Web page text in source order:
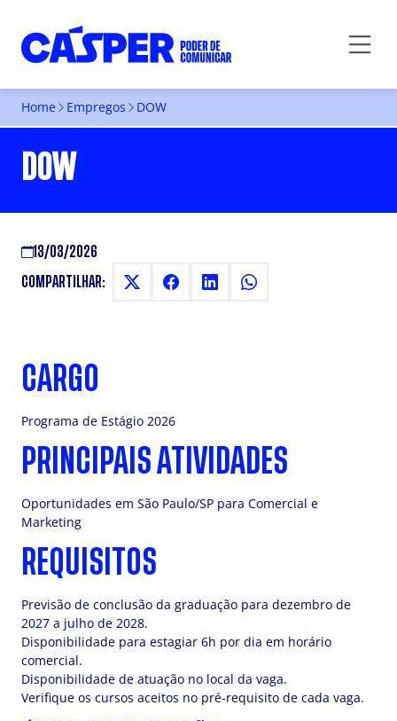
Home Empregos DOW
DOW
13/03/2026
COMPARTILHAR:
CARGO
Programa de Estágio 2026
PRINCIPAIS ATIVIDADES
Oportunidades em São Paulo/SP para Comercial e
Marketing
REQUISITOS
Previsão de conclusão da graduação para dezembro de
2027 a julho de 2028.
Disponibilidade para estagiar 6h por dia em horário
comercial.
Disponibilidade de atuação no local da vaga.
Verifique os cursos aceitos no pré-requisito de cada vaga.